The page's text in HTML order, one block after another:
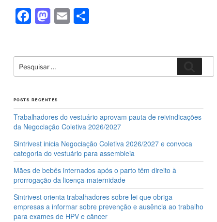
F
e
b
o
o
k
M
o
d
o
n
E
e
por:
POSTS RECENTES
Trabalhadores do vestuário aprovam pauta de reivindicações
da Negociação Coletiva 2026/2027
Sintrivest inicia Negociação Coletiva 2026/2027 e convoca
categoria do vestuário para assembleia
Mães de bebês internados após o parto têm direito à
prorrogação da licença-maternidade
Sintrivest orienta trabalhadores sobre lei que obriga
empresas a informar sobre prevenção e ausência ao trabalho
para exames de HPV e câncer